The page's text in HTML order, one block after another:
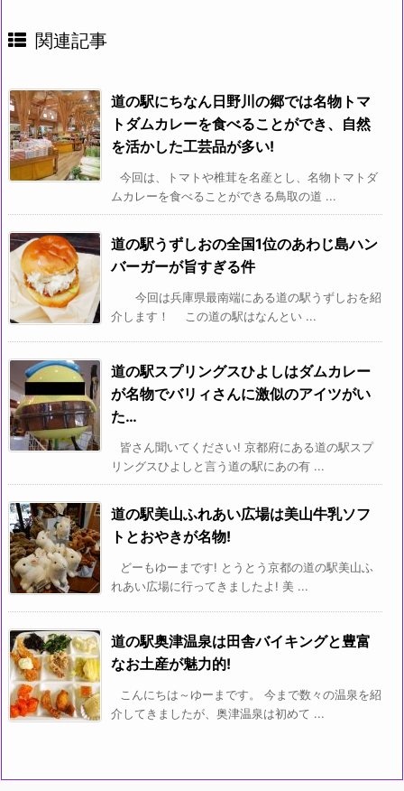
関連記事
道の駅にちなん日野川の郷では名物トマ
トダムカレーを食べることができ、自然
を活かした工芸品が多い!
今回は、トマトや椎茸を名産とし、名物トマトダ
ムカレーを食べることができる鳥取の道 ...
道の駅うずしおの全国1位のあわじ島ハン
バーガーが旨すぎる件
今回は兵庫県最南端にある道の駅うずしおを紹
介します！ この道の駅はなんとい ...
道の駅スプリングスひよしはダムカレー
が名物でバリィさんに激似のアイツがい
た…
皆さん聞いてください! 京都府にある道の駅スプ
リングスひよしと言う道の駅にあの有 ...
道の駅美山ふれあい広場は美山牛乳ソフ
トとおやきが名物!
どーもゆーまです! とうとう京都の道の駅美山ふ
れあい広場に行ってきましたよ! 美 ...
道の駅奥津温泉は田舎バイキングと豊富
なお土産が魅力的!
こんにちは～ゆーまです。 今まで数々の温泉を紹
介してきましたが、奥津温泉は初めて ...